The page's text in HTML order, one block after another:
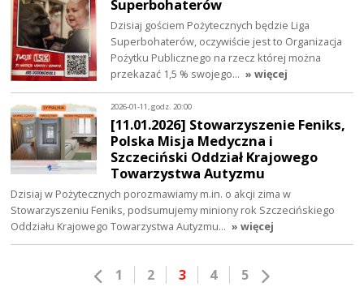
Superbohaterów
Dzisiaj gościem Pożytecznych będzie Liga
Superbohaterów, oczywiście jest to Organizacja
Pożytku Publicznego na rzecz której można
przekazać 1,5 % swojego… » więcej
2026-01-11, godz. 20:00
[11.01.2026] Stowarzyszenie Feniks,
Polska Misja Medyczna i
Szczeciński Oddział Krajowego
Towarzystwa Autyzmu
Dzisiaj w Pożytecznych porozmawiamy m.in. o akcji zima w
Stowarzyszeniu Feniks, podsumujemy miniony rok Szczecińskiego
Oddziału Krajowego Towarzystwa Autyzmu… » więcej
1 2 3 4 5